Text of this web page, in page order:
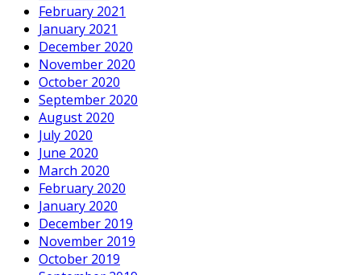
February 2021
January 2021
December 2020
November 2020
October 2020
September 2020
August 2020
July 2020
June 2020
March 2020
February 2020
January 2020
December 2019
November 2019
October 2019